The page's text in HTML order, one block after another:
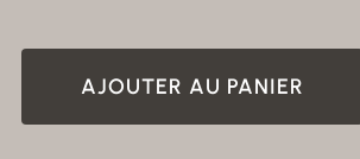
AJOUTER AU PANIER
CREALAB - 2026 Photos non